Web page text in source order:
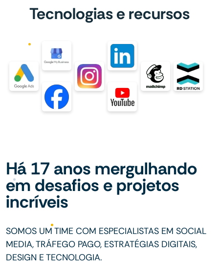
Tecnologias e recursos
Há 17 anos mergulhando
em desafios e projetos
incríveis
SOMOS UM TIME COM ESPECIALISTAS EM SOCIAL
MEDIA, TRÁFEGO PAGO, ESTRATÉGIAS DIGITAIS,
DESIGN E TECNOLOGIA.